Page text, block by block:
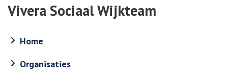
Vivera Sociaal Wijkteam
Home
Organisaties